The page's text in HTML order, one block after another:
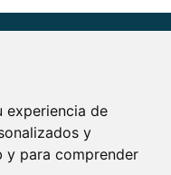
experiencia de
y
y para comprender